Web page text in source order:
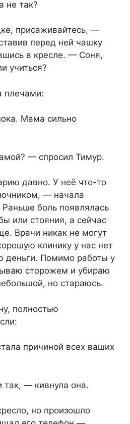
не так?
присаживайтесь, —
перед ней чашку
в кресле. — Соня,
учиться?
плечами:
Мама сильно
— спросил Тимур.
давно. У неё что-то
— начала
боль появлялась
или стояния, а сейчас
Врачи никак не могут
клинику у нас нет
деньги. Помимо работы у
сторожем и убираю
но стараюсь.
полностью
причиной всех ваших
— кивнула она.
но произошло